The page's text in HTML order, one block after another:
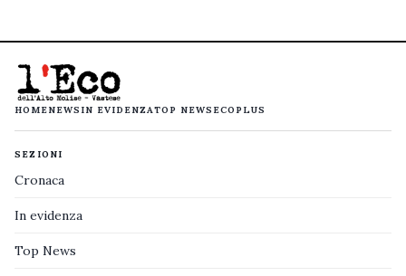
HOMENEWS IN EVIDENZATOP NEWS ECOPLUS
SEZIONI
Cronaca
In evidenza
Top News